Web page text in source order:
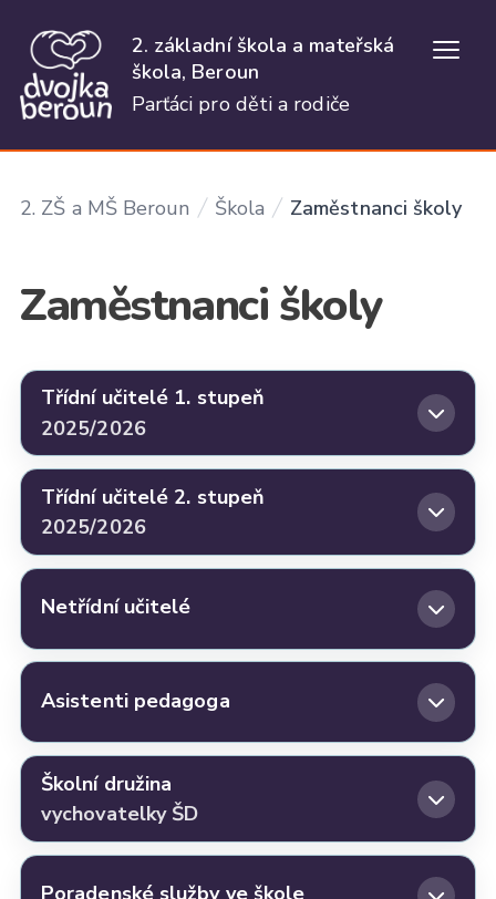
2. základní škola a mateřská
škola, Beroun
Parťáci pro děti a rodiče
2. ZŠ a MŠ Beroun Škola Zaměstnanci školy
Zaměstnanci školy
Třídní učitelé 1. stupeň
2025/2026
Třídní učitelé 2. stupeň
2025/2026
Netřídní učitelé
Asistenti pedagoga
Školní družina
vychovatelky ŠD
Poradenské služby ve škole